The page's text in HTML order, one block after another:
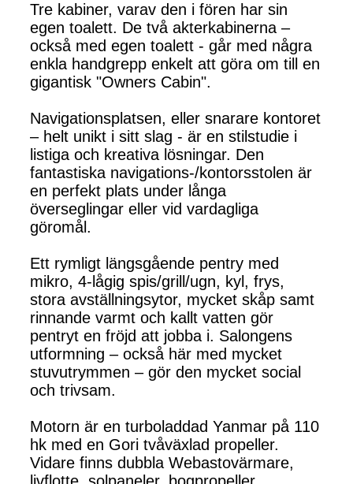
Tre kabiner, varav den i fören har sin
egen toalett. De två akterkabinerna –
också med egen toalett - går med några
enkla handgrepp enkelt att göra om till en
gigantisk "Owners Cabin".
Navigationsplatsen, eller snarare kontoret
– helt unikt i sitt slag - är en stilstudie i
listiga och kreativa lösningar. Den
fantastiska navigations-/kontorsstolen är
en perfekt plats under långa
överseglingar eller vid vardagliga
göromål.
Ett rymligt längsgående pentry med
mikro, 4-lågig spis/grill/ugn, kyl, frys,
stora avställningsytor, mycket skåp samt
rinnande varmt och kallt vatten gör
pentryt en fröjd att jobba i. Salongens
utformning – också här med mycket
stuvutrymmen – gör den mycket social
och trivsam.
Motorn är en turboladdad Yanmar på 110
hk med en Gori tvåväxlad propeller.
Vidare finns dubbla Webastovärmare,